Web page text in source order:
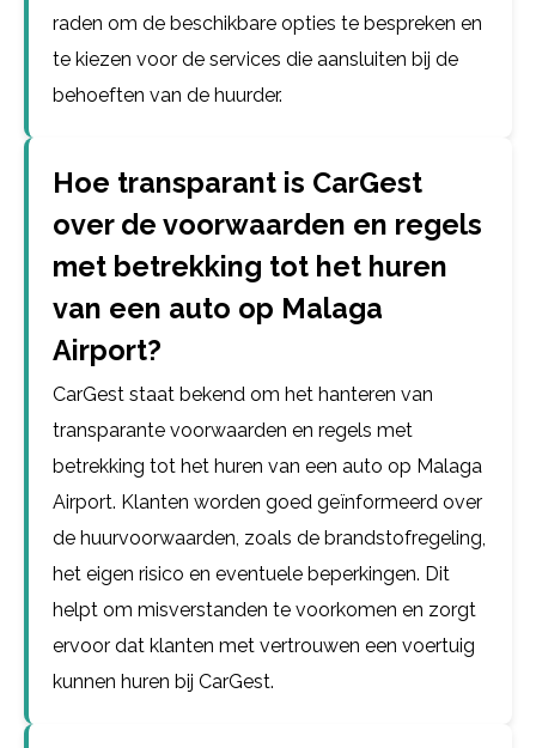
raden om de beschikbare opties te bespreken en
te kiezen voor de services die aansluiten bij de
behoeften van de huurder.
Hoe transparant is CarGest
over de voorwaarden en regels
met betrekking tot het huren
van een auto op Malaga
Airport?
CarGest staat bekend om het hanteren van
transparante voorwaarden en regels met
betrekking tot het huren van een auto op Malaga
Airport. Klanten worden goed geïnformeerd over
de huurvoorwaarden, zoals de brandstofregeling,
het eigen risico en eventuele beperkingen. Dit
helpt om misverstanden te voorkomen en zorgt
ervoor dat klanten met vertrouwen een voertuig
kunnen huren bij CarGest.